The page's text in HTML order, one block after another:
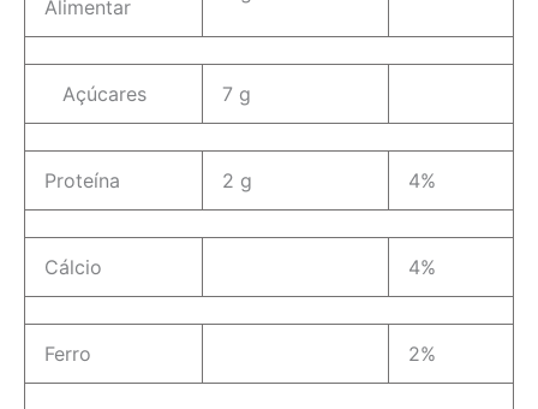
Alimentar
Açúcares 7 g
Proteína 2 g 4%
Cálcio 4%
Ferro 2%